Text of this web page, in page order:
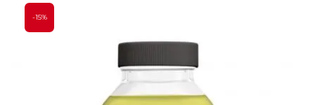
-15%